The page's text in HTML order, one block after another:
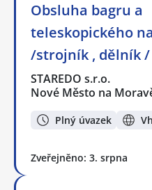
Obsluha bagru a
teleskopického
/strojník , dělník /
STAREDO s.r.o.
Nové Město na
Plný úvazek
Zveřejněno: 3. srpna